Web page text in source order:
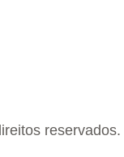
reservados.